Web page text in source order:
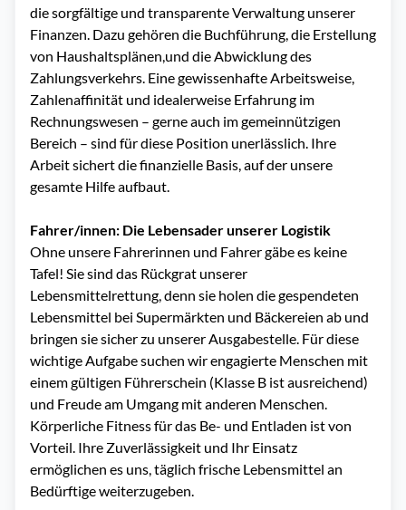
die sorgfältige und transparente Verwaltung unserer
Finanzen. Dazu gehören die Buchführung, die Erstellung
von Haushaltsplänen,und die Abwicklung des
Zahlungsverkehrs. Eine gewissenhafte Arbeitsweise,
Zahlenaffinität und idealerweise Erfahrung im
Rechnungswesen – gerne auch im gemeinnützigen
Bereich – sind für diese Position unerlässlich. Ihre
Arbeit sichert die finanzielle Basis, auf der unsere
gesamte Hilfe aufbaut.
Fahrer/innen: Die Lebensader unserer Logistik
Ohne unsere Fahrerinnen und Fahrer gäbe es keine
Tafel! Sie sind das Rückgrat unserer
Lebensmittelrettung, denn sie holen die gespendeten
Lebensmittel bei Supermärkten und Bäckereien ab und
bringen sie sicher zu unserer Ausgabestelle. Für diese
wichtige Aufgabe suchen wir engagierte Menschen mit
einem gültigen Führerschein (Klasse B ist ausreichend)
und Freude am Umgang mit anderen Menschen.
Körperliche Fitness für das Be- und Entladen ist von
Vorteil. Ihre Zuverlässigkeit und Ihr Einsatz
ermöglichen es uns, täglich frische Lebensmittel an
Bedürftige weiterzugeben.